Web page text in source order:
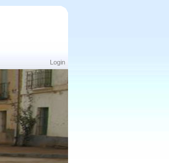
Login